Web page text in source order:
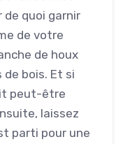
quoi garnir
de votre
de houx
de bois. Et si
peut-être
laissez
parti pour une